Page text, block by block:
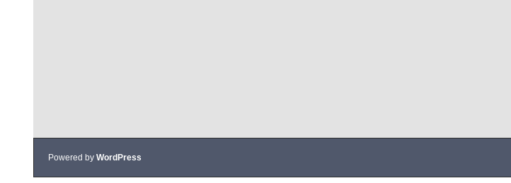
Powered by WordPress